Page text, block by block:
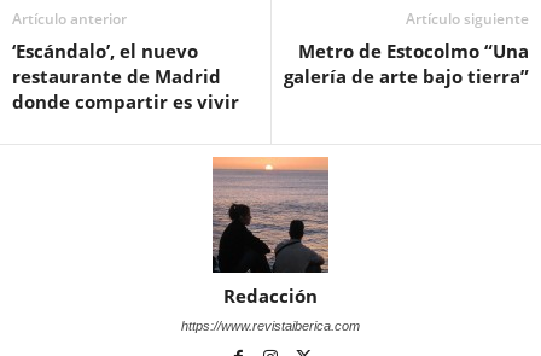
Artículo anterior
‘Escándalo’, el nuevo
restaurante de Madrid
donde compartir es vivir
Artículo siguiente
Metro de Estocolmo “Una
galería de arte bajo tierra”
Redacción
https://www.revistaiberica.com